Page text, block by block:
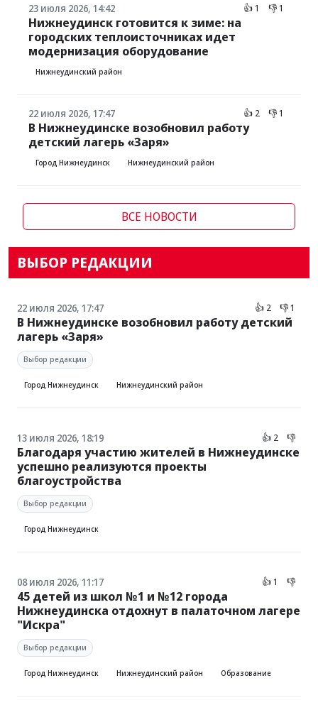
ВЫБОР РЕДАКЦИИ
22 июля 2026, 17:47 👍 2 👎 1
В Нижнеудинске возобновил работу детский
лагерь «Заря»
Выбор редакции
Город Нижнеудинск Нижнеудинский район
13 июля 2026, 18:19 👍 2 👎
Благодаря участию жителей в Нижнеудинске
успешно реализуются проекты
благоустройства
Выбор редакции
Город Нижнеудинск
08 июля 2026, 11:17 👍 1 👎
45 детей из школ №1 и №12 города
Нижнеудинска отдохнут в палаточном лагере
"Искра"
Выбор редакции
Город Нижнеудинск Нижнеудинский район Образование
23 июля 2026, 14:42 👍 1 👎 1
Нижнеудинск готовится к зиме: на
городских теплоисточниках идет
модернизация оборудование
Нижнеудинский район
22 июля 2026, 17:47 👍 2 👎 1
В Нижнеудинске возобновил работу
детский лагерь «Заря»
Город Нижнеудинск Нижнеудинский район
ВСЕ НОВОСТИ